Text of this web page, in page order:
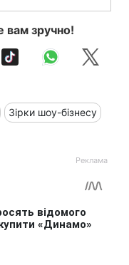
вам зручно!
Зірки шоу-бізнесу